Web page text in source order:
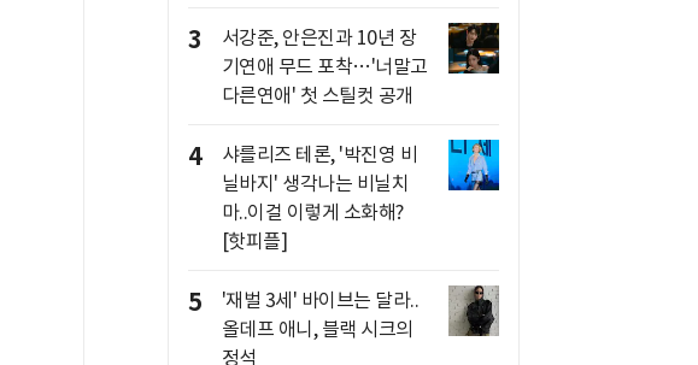
3
서강준, 안은진과 10년 장
기연애 무드 포착…'너말고
다른연애' 첫 스틸컷 공개
4
샤를리즈 테론, '박진영 비
닐바지' 생각나는 비닐치
마..이걸 이렇게 소화해?
[핫피플]
5
'재벌 3세' 바이브는 달라..
올데프 애니, 블랙 시크의
정석